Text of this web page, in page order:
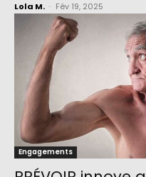
Lola M. Fév 19, 2025
Engagements